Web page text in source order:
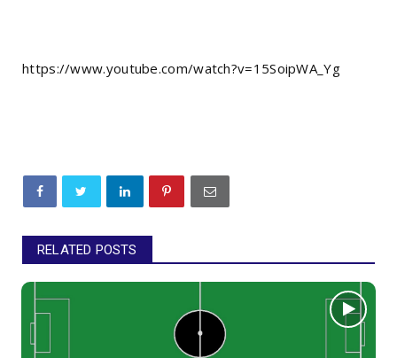
https://www.youtube.com/watch?v=15SoipWA_Yg
RELATED POSTS